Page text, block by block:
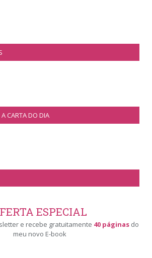
CARTA DO DIA
ESPECIAL
e recebe gratuitamente 40 páginas do
meu novo E-book